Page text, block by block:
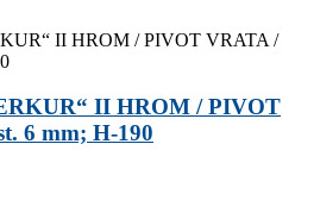
II HROM / PIVOT
6 mm; H-190